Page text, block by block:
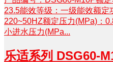
23.5能效等级：一级能效额定
220~50HZ额定压力(MPa)：
小进水压力(MPa...
乐适系列 DSG60-